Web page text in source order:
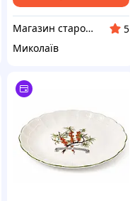
Магазин старовини та вінтажу "Антикварна лавка"
5
Миколаїв